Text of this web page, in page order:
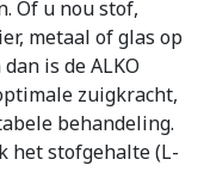
Of u nou stof,
metaal of glas op
is de ALKO
zuigkracht,
behandeling.
het stofgehalte (L-